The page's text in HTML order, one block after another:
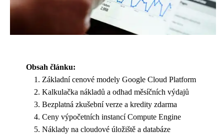
Obsah článku:
Základní cenové modely Google Cloud Platform
Kalkulačka nákladů a odhad měsíčních výdajů
Bezplatná zkušební verze a kredity zdarma
Ceny výpočetních instancí Compute Engine
Náklady na cloudové úložiště a databáze